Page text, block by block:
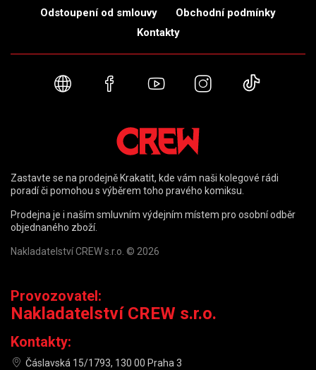
Odstoupení od smlouvy
Obchodní podmínky
Kontakty
Webové stránky
FacebookYouTubeInstagram
Zastavte se na prodejně Krakatit, kde vám naši kolegové rádi
poradí či pomohou s výběrem toho pravého komiksu.
Prodejna je i naším smluvním výdejním místem pro osobní odběr
objednaného zboží.
Nakladatelství CREW s.r.o. © 2026
Provozovatel:
Nakladatelství CREW s.r.o.
Kontakty:
Čáslavská 15/1793, 130 00 Praha 3